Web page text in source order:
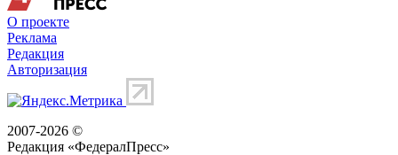
О проекте
Реклама
Редакция
Авторизация
2007-2026 ©
Редакция «ФедералПресс»